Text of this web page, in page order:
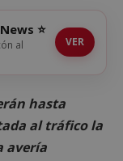
⭐
al
VER
hasta
al tráfico la
avería